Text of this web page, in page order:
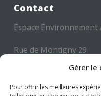
Gérer le
Pour offrir les meilleures
Contact
Espace Environnement
Rue de Montigny 29
6000 CHARLEROI
Tél: +32 71 300 300